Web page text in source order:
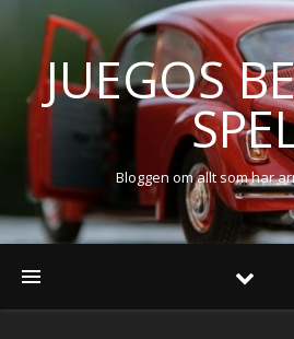
JUEGOS
Bloggen om allt som har